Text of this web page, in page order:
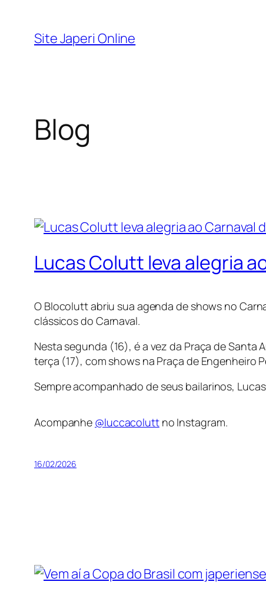
Site Japeri Online
Blog
Lucas Colutt leva alegria
O Blocolutt abriu sua agenda de shows no
clássicos do Carnaval.
Nesta segunda (16), é a vez da Praça de
terça (17), com shows na Praça de Engenheiro
Sempre acompanhado de seus bailarinos,
Acompanhe @luccacoluttno Instagram.
16/02/2026